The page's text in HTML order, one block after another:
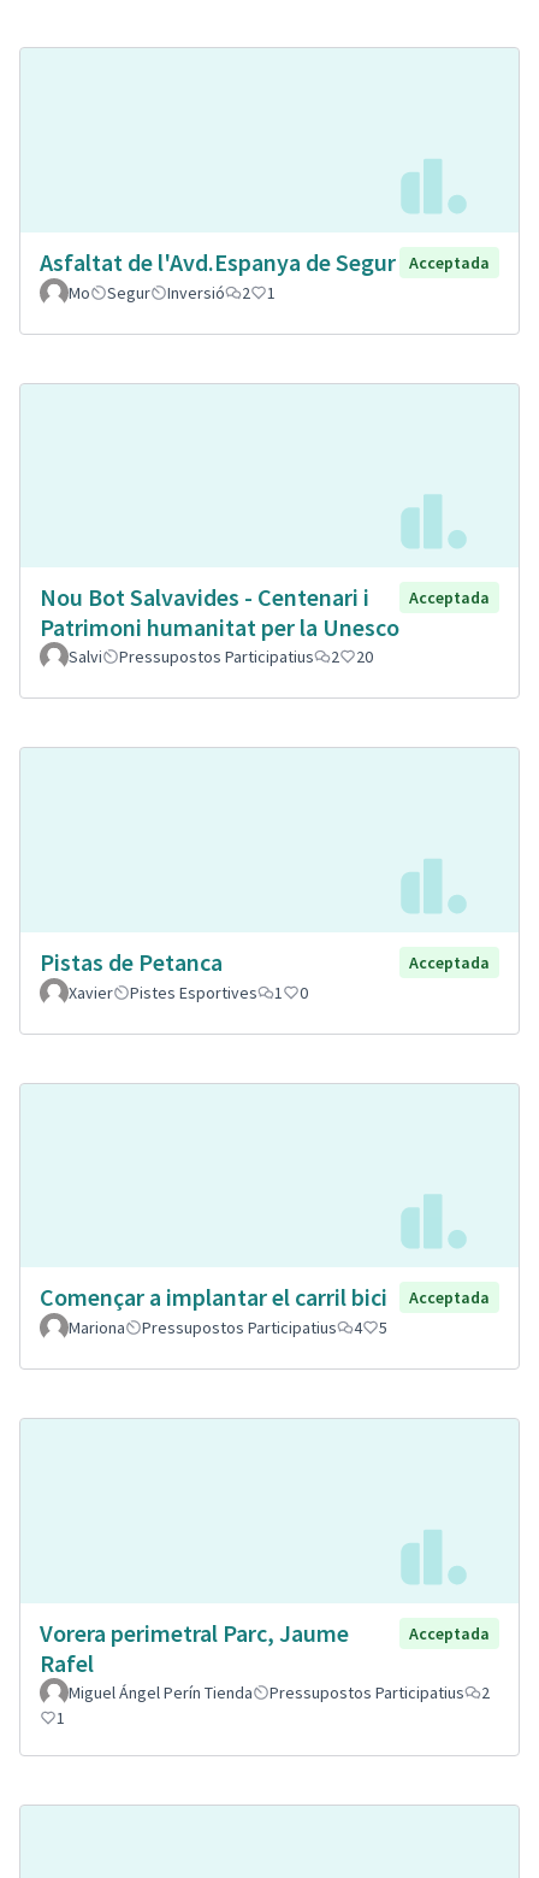
Asfaltat de l'Avd.Espanya de Segur
Acceptada
Mo
Segur Inversió 2 1
Nou Bot Salvavides - Centenari i
Patrimoni humanitat per la Unesco
Acceptada
Salvi Pressupostos Participatius 2 20
Pistas de Petanca
Acceptada
Xavier
Pistes Esportives 1 0
Començar a implantar el carril bici
Acceptada
Mariona
Pressupostos Participatius 4 5
Vorera perimetral Parc, Jaume
Rafel
Acceptada
Miguel Ángel Perín Tienda Pressupostos Participatius
2
1